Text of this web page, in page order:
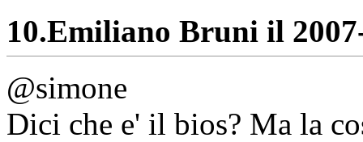
10.Emiliano Bruni il
@simone
Dici che e' il bios? Ma la